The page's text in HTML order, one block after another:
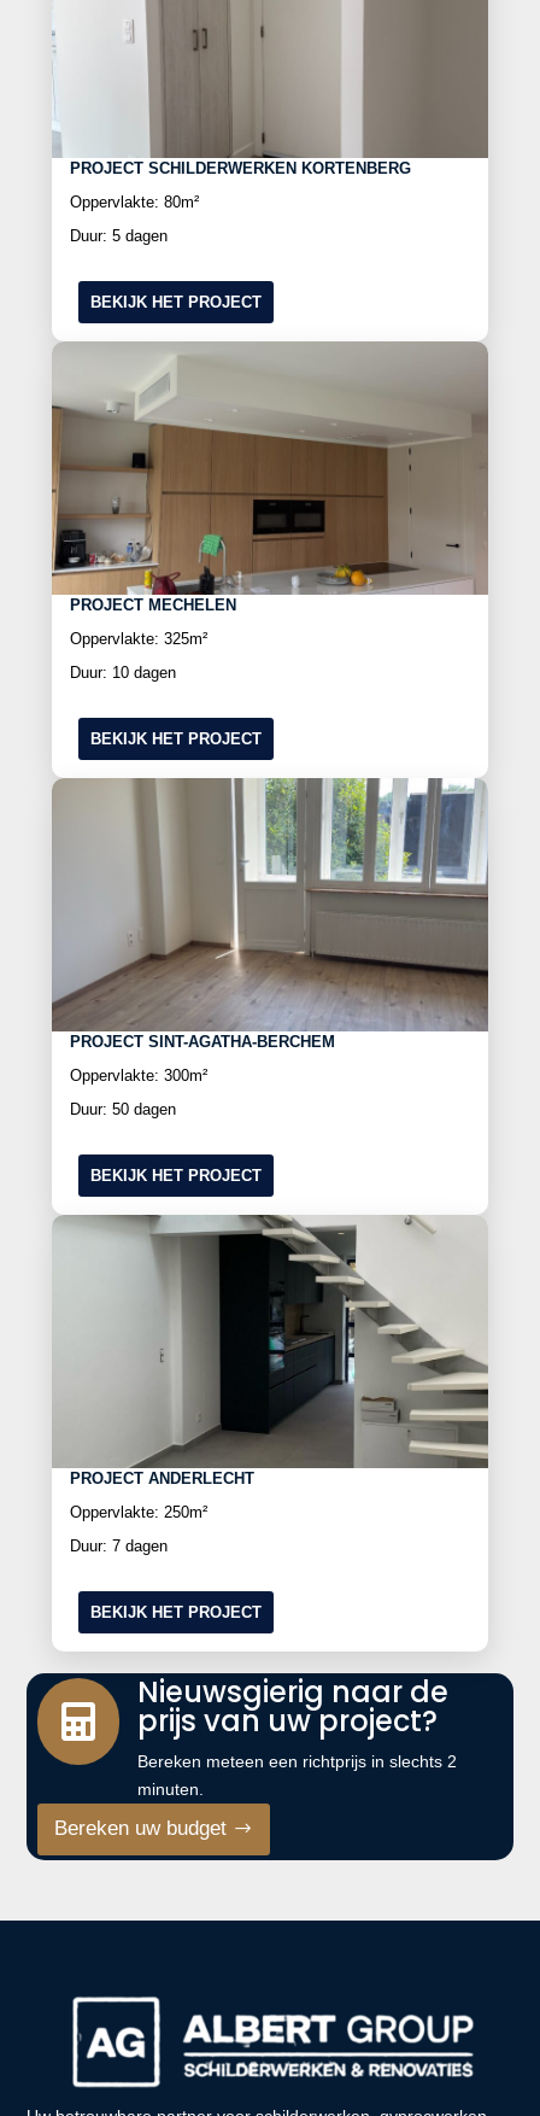
PROJECT SCHILDERWERKEN KORTENBERG
Oppervlakte: 80m²
Duur: 5 dagen
BEKIJK HET PROJECT
PROJECT MECHELEN
Oppervlakte: 325m²
Duur: 10 dagen
BEKIJK HET PROJECT
PROJECT SINT-AGATHA-BERCHEM
Oppervlakte: 300m²
Duur: 50 dagen
BEKIJK HET PROJECT
PROJECT ANDERLECHT
Oppervlakte: 250m²
Duur: 7 dagen
BEKIJK HET PROJECT

Nieuwsgierig naar de
prijs van uw project?
Bereken meteen een richtprijs in slechts 2
minuten.
Bereken uw budget